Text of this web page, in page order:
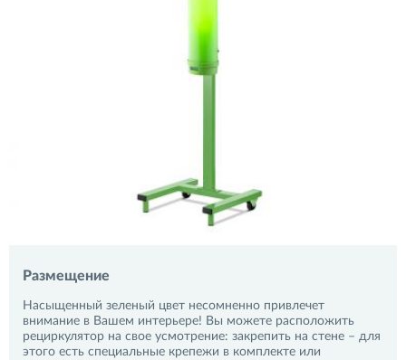
Размещение
Насыщенный зеленый цвет несомненно привлечет
внимание в Вашем интерьере! Вы можете расположить
рециркулятор на свое усмотрение: закрепить на стене – для
этого есть специальные крепежи в комплекте или